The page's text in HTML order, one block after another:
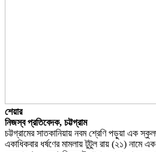
শেয়ার
নিজস্ব প্রতিবেদক, চট্টগ্রাম
চট্টগ্রামের সাতকানিয়ায় নবম শ্রেণি পড়ুয়া এক
একাধিকবার ধর্ষণের মামলায় টুটুল রায় (২১) নামে